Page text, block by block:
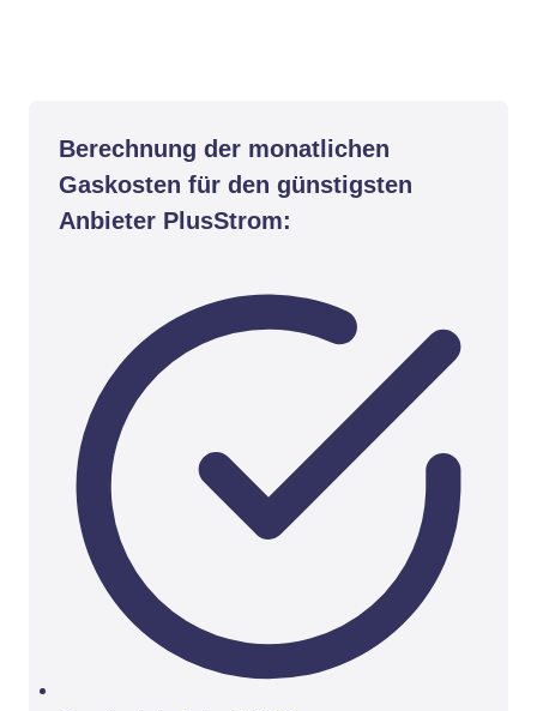
Berechnung der monatlichen
Gaskosten für den günstigsten
Anbieter PlusStrom: